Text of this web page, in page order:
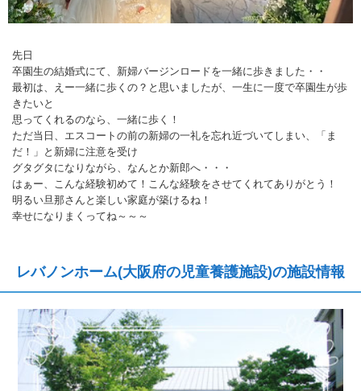
先日
卒園生の結婚式にて、新婦バージンロードを一緒に歩きました・・
最初は、えー一緒に歩くの？と思いましたが、一生に一度で卒園生が歩
きたいと
思ってくれるのなら、一緒に歩く！
ただ当日、エスコートの前の新婦の一礼を忘れ近づいてしまい、「ま
だ！」と新婦に注意を受け
グタグタになりながら、なんとか新郎へ・・・
はぁー、こんな経験初めて！こんな経験をさせてくれてありがとう！
明るい旦那さんと楽しい家庭が築けるね！
幸せになりまくってね～～～
レバノンホーム(大阪府の児童養護施設)の施設情報